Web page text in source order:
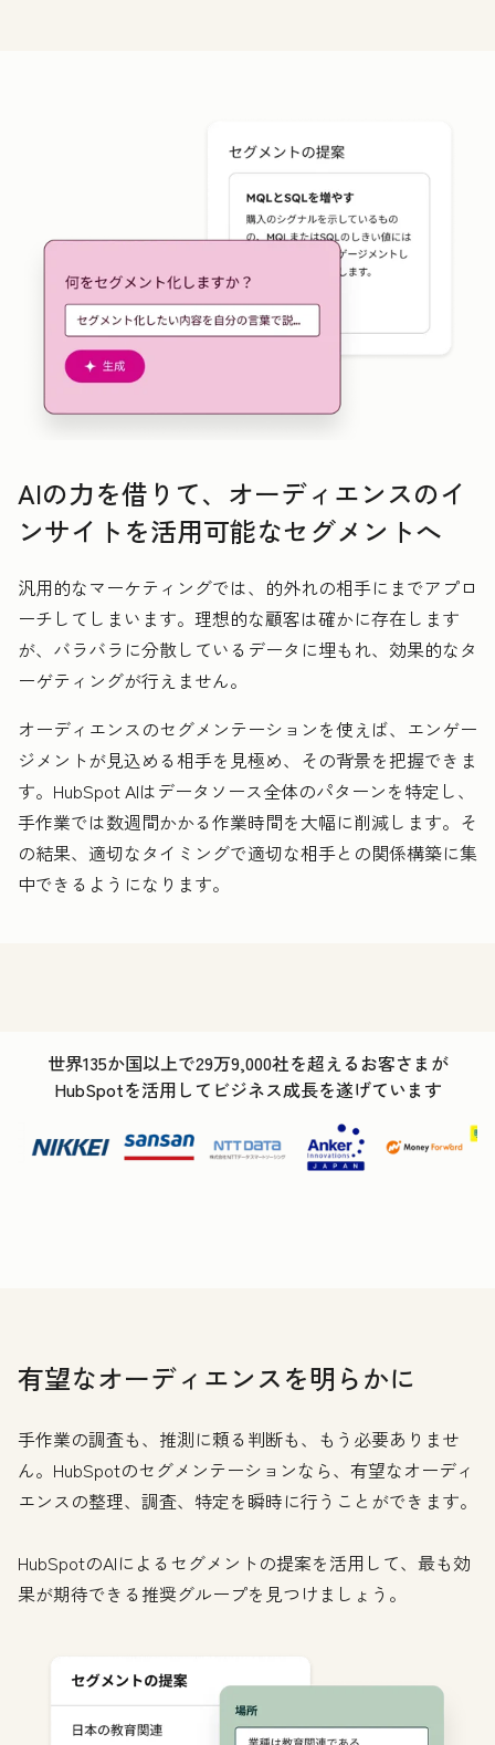
AIの力を借りて、オーディエンスのイ
ンサイトを活用可能なセグメントへ
汎用的なマーケティングでは、的外れの相手にまでアプロ
ーチしてしまいます。理想的な顧客は確かに存在します
が、バラバラに分散しているデータに埋もれ、効果的なタ
ーゲティングが行えません。
オーディエンスのセグメンテーションを使えば、エンゲー
ジメントが見込める相手を見極め、その背景を把握できま
す。HubSpot AIはデータソース全体のパターンを特定し、
手作業では数週間かかる作業時間を大幅に削減します。そ
の結果、適切なタイミングで適切な相手との関係構築に集
中できるようになります。
世界135か国以上で29万9,000社を超えるお客さまが
HubSpotを活用してビジネス成長を遂げています
有望なオーディエンスを明らかに
手作業の調査も、推測に頼る判断も、もう必要ありませ
ん。HubSpotのセグメンテーションなら、有望なオーディ
エンスの整理、調査、特定を瞬時に行うことができます。
HubSpotのAIによるセグメントの提案を活用して、最も効
果が期待できる推奨グループを見つけましょう。